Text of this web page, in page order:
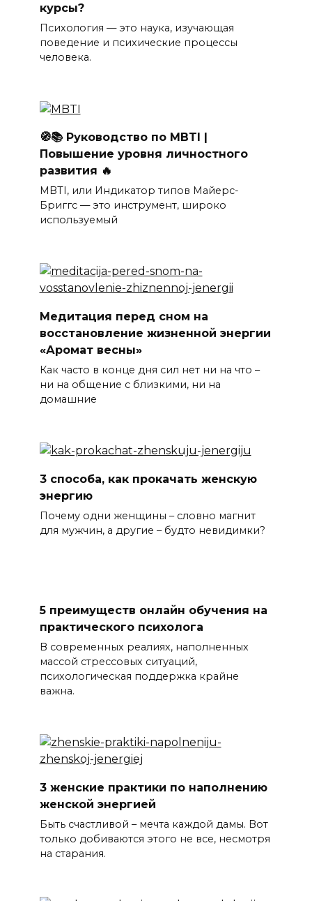
курсы?
Психология — это наука, изучающая
поведение и психические процессы
человека.
🧭📚 Руководство по MBTI |
Повышение уровня личностного
развития 🔥
MBTI, или Индикатор типов Майерс-
Бриггс — это инструмент, широко
используемый
Медитация перед сном на
восстановление жизненной энергии
«Аромат весны»
Как часто в конце дня сил нет ни на что –
ни на общение с близкими, ни на
домашние
3 способа, как прокачать женскую
энергию
Почему одни женщины – словно магнит
для мужчин, а другие – будто невидимки?
5 преимуществ онлайн обучения на
практического психолога
В современных реалиях, наполненных
массой стрессовых ситуаций,
психологическая поддержка крайне
важна.
3 женские практики по наполнению
женской энергией
Быть счастливой – мечта каждой дамы. Вот
только добиваются этого не все, несмотря
на старания.